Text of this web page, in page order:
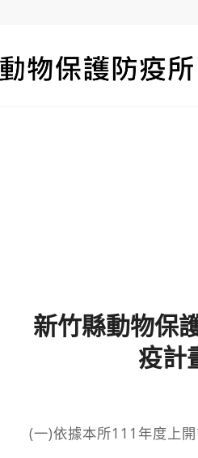
新竹縣動物保
疫計
(一)依據本所111年度上開